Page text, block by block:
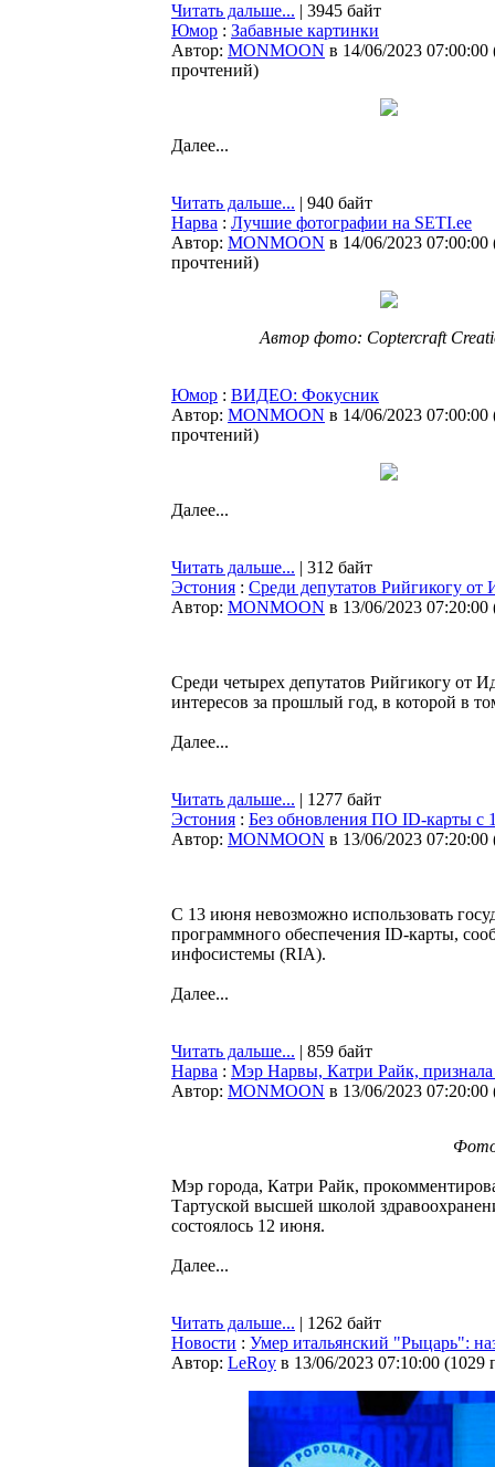
Читать дальше... | 3945 байт
Юмор : Забавные картинки
Автор: MONMOON в 14/06/2023 07:00:00
прочтений)
Далее...
Читать дальше... | 940 байт
Нарва : Лучшие фотографии на SETI.ee
Автор: MONMOON в 14/06/2023 07:00:00
прочтений)
Автор фото: Coptercraft
Юмор : ВИДЕО: Фокусник
Автор: MONMOON в 14/06/2023 07:00:00
прочтений)
Далее...
Читать дальше... | 312 байт
Эстония : Среди депутатов Рийгикогу от
Автор: MONMOON в 13/06/2023 07:20:00
Среди четырех депутатов Рийгикогу от
интересов за прошлый год, в которой в
Далее...
Читать дальше... | 1277 байт
Эстония : Без обновления ПО ID-карты с
Автор: MONMOON в 13/06/2023 07:20:00
С 13 июня невозможно использовать
программного обеспечения ID-карты,
инфосистемы (RIA).
Далее...
Читать дальше... | 859 байт
Нарва : Мэр Нарвы, Катри Райк,
Автор: MONMOON в 13/06/2023 07:20:00
Мэр города, Катри Райк,
Тартуской высшей школой
состоялось 12 июня.
Далее...
Читать дальше... | 1262 байт
Новости : Умер итальянский "Рыцарь":
Автор: LeRoy в 13/06/2023 07:10:00 (1029